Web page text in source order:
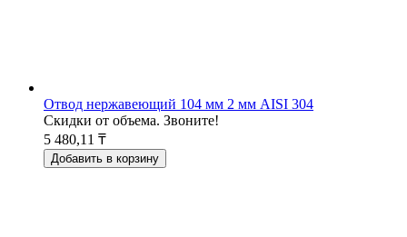
Отвод нержавеющий 104 мм 2 мм AISI 304
Скидки от объема. Звоните!
5 480,11 ₸
Добавить в корзину